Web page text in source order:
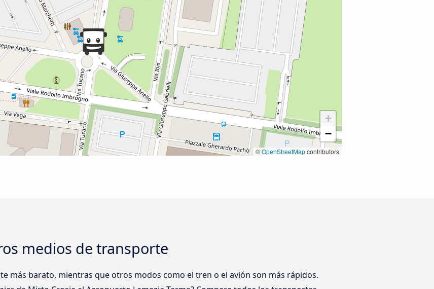
+
−
©OpenStreetMapcontributors
medios de transporte
más barato, mientras que otros modos como el tren o el avión son más rápidos.